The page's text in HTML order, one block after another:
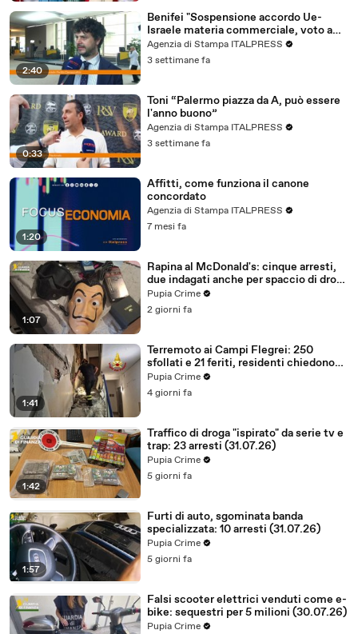
2:40
Benifei "Sospensione accordo Ue-
Israele materia commerciale, voto a
maggioranza"
Agenzia di Stampa ITALPRESS
3 settimane fa
0:33
Toni “Palermo piazza da A, può essere
l'anno buono”
Agenzia di Stampa ITALPRESS
3 settimane fa
1:20
Affitti, come funziona il canone
concordato
Agenzia di Stampa ITALPRESS
7 mesi fa
1:07
Rapina al McDonald's: cinque arresti,
due indagati anche per spaccio di droga
(03.08.26)
Pupia Crime
2 giorni fa
1:41
Terremoto ai Campi Flegrei: 250
sfollati e 21 feriti, residenti chiedono
certezze sul futuro (01.08.26)
Pupia Crime
4 giorni fa
1:42
Traffico di droga "ispirato" da serie tv e
trap: 23 arresti (31.07.26)
Pupia Crime
5 giorni fa
1:57
Furti di auto, sgominata banda
specializzata: 10 arresti (31.07.26)
Pupia Crime
5 giorni fa
Falsi scooter elettrici venduti come e-
bike: sequestri per 5 milioni (30.07.26)
Pupia Crime